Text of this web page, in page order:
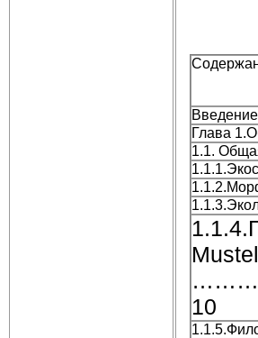
Глава
1.1.
10